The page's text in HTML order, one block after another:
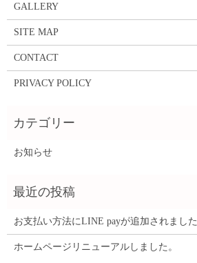
GALLERY
SITE MAP
CONTACT
PRIVACY POLICY
お知らせ
お支払い方法にLINE payが追加されました
ホームページリニューアルしました。